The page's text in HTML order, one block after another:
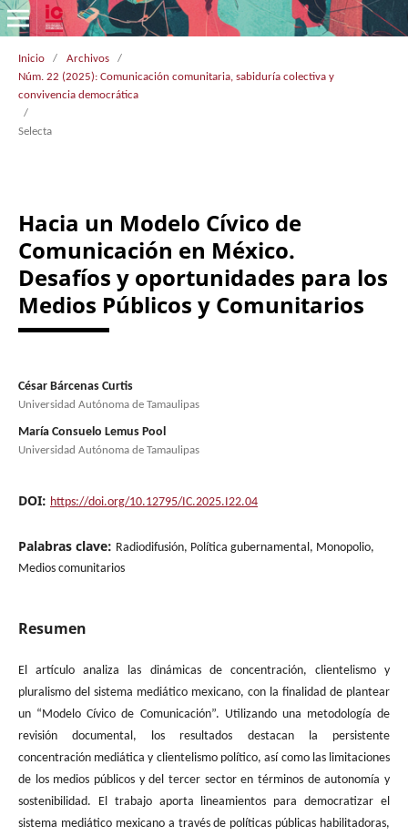
Inicio / Archivos
/
Núm. 22 (2025): Comunicación comunitaria, sabiduría colectiva y
convivencia democrática
/
Selecta
Hacia un Modelo Cívico de
Comunicación en México.
Desafíos y oportunidades para los
Medios Públicos y Comunitarios
César Bárcenas Curtis
Universidad Autónoma de Tamaulipas
María Consuelo Lemus Pool
Universidad Autónoma de Tamaulipas
DOI: https://doi.org/10.12795/IC.2025.I22.04
Palabras clave: Radiodifusión, Política gubernamental, Monopolio,
Medios comunitarios
Resumen
El artículo analiza las dinámicas de concentración, clientelismo y
pluralismo del sistema mediático mexicano, con la finalidad de plantear
un “Modelo Cívico de Comunicación”. Utilizando una metodología de
revisión documental, los resultados destacan la persistente
concentración mediática y clientelismo político, así como las limitaciones
de los medios públicos y del tercer sector en términos de autonomía y
sostenibilidad. El trabajo aporta lineamientos para democratizar el
sistema mediático mexicano a través de políticas públicas habilitadoras,